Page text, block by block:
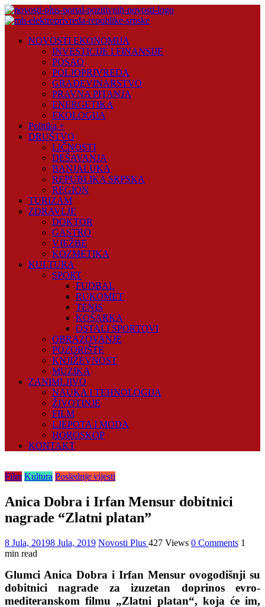
Skip
to
Plus
NOVOSTI EKONOMIJA
INVESTICIJE I FINANSIJE
POSAO
POLJOPRIVREDA
GRAĐEVINARSTVO
PRAVNA PITANJA
ENERGETIKA
EKOLOGIJA
Politika +
DRUŠTVO
LIČNOSTI
DEŠAVANJA
BANJALUKA
REPUBLIKA SRPSKA
REGION
TURIZAM
ZDRAVLJE
DOKTOR
GASTRO
VJEŽBE
KOZMETIKA
KULTURA
SPORT
FUDBAL
RUKOMET
TENIS
KOŠARKA
OSTALI SPORTOVI
OBRAZOVANJE
POZORIŠTE
KNJIŽEVNOST
MUZIKA
ZANIMLJIVO
NAUKA I TEHNOLOGIJA
ŽIVOTINJE
FILM
LJEPOTA I MODA
HOROSKOP
KONTAKT
Film Kultura Poslednje vijesti
Anica Dobra i Irfan Mensur dobitnici
nagrade “Zlatni platan”
8 Jula, 20198 Jula, 2019 Novosti Plus 427 Views 0 Comments 1
min read
Glumci Anica Dobra i Irfan Mensur ovogodišnji su
dobitnici nagrade za izuzetan doprinos evro-
mediteranskom filmu „Zlatni platan“, koja će im,